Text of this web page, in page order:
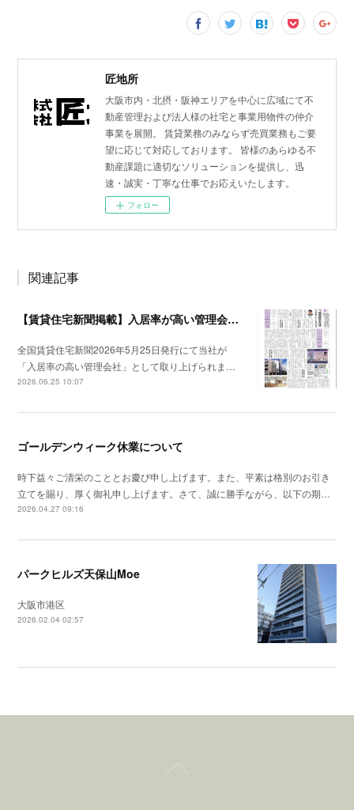
匠地所
大阪市内・北摂・阪神エリアを中心に広域にて不
動産管理および法人様の社宅と事業用物件の仲介
事業を展開。 賃貸業務のみならず売買業務もご要
望に応じて対応しております。 皆様のあらゆる不
動産課題に適切なソリューションを提供し、迅
速・誠実・丁寧な仕事でお応えいたします。
フォロー
関連記事
【賃貸住宅新聞掲載】入居率が高い管理会社特集
全国賃貸住宅新聞2026年5月25日発行にて当社が
「入居率の高い管理会社」として取り上げられま…
2026.06.25 10:07
ゴールデンウィーク休業について
時下益々ご清栄のこととお慶び申し上げます。また、平素は格別のお引き
立てを賜り、厚く御礼申し上げます。さて、誠に勝手ながら、以下の期…
2026.04.27 09:16
パークヒルズ天保山Moe
大阪市港区
2026.02.04 02:57